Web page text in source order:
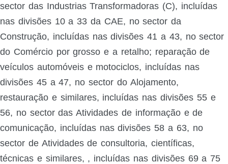
sector das Industrias Transformadoras (C), incluídas
nas divisões 10 a 33 da CAE, no sector da
Construção, incluídas nas divisões 41 a 43, no sector
do Comércio por grosso e a retalho; reparação de
veículos automóveis e motociclos, incluídas nas
divisões 45 a 47, no sector do Alojamento,
restauração e similares, incluídas nas divisões 55 e
56, no sector das Atividades de informação e de
comunicação, incluídas nas divisões 58 a 63, no
sector de Atividades de consultoria, científicas,
técnicas e similares, , incluídas nas divisões 69 a 75